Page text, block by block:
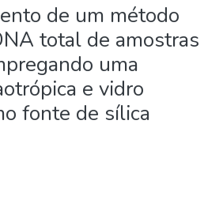
de um método
total de amostras
uma
e vidro
fonte de sílica